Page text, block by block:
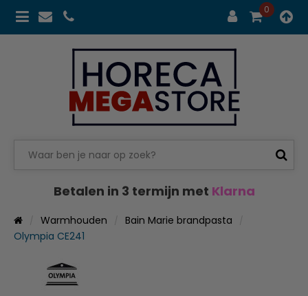
0
Betalen in 3 termijn met Klarna
Warmhouden
Bain Marie brandpasta
Olympia CE241